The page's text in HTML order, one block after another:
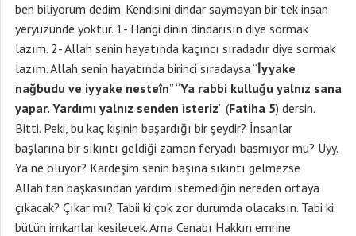
ben biliyorum dedim. Kendisini dindar saymayan bir tek insan
yeryüzünde yoktur. 1- Hangi dinin dindarısın diye sormak
lazım. 2- Allah senin hayatında kaçıncı sıradadır diye sormak
lazım. Allah senin hayatında birinci sıradaysa “İyyake
nağbudu ve iyyake nesteîn” “Ya rabbi kulluğu yalnız sana
yapar. Yardımı yalnız senden isteriz” (Fatiha 5) dersin.
Bitti. Peki, bu kaç kişinin başardığı bir şeydir? İnsanlar
başlarına bir sıkıntı geldiği zaman feryadı basmıyor mu? Uyy.
Ya ne oluyor? Kardeşim senin başına sıkıntı gelmezse
Allah’tan başkasından yardım istemediğin nereden ortaya
çıkacak? Çıkar mı? Tabii ki çok zor durumda olacaksın. Tabi ki
bütün imkanlar kesilecek. Ama Cenabı Hakkın emrine